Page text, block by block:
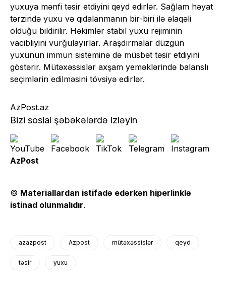
yuxuya mənfi təsir etdiyini qeyd edirlər. Sağlam həyat
tərzində yuxu və qidalanmanın bir-biri ilə əlaqəli
olduğu bildirilir. Həkimlər stabil yuxu rejiminin
vacibliyini vurğulayırlar. Araşdırmalar düzgün
yuxunun immun sisteminə də müsbət təsir etdiyini
göstərir. Mütəxəssislər axşam yeməklərində balanslı
seçimlərin edilməsini tövsiyə edirlər.
AzPost.az
Bizi sosial şəbəkələrdə izləyin
AzPost
© Materiallardan istifadə edərkən hiperlinklə
istinad olunmalıdır.
azazpost Azpost mütəxəssislər qeyd
təsir yuxu